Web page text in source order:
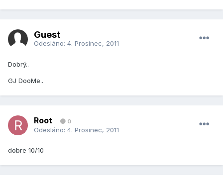
Guest
Odesláno: 4. Prosinec, 2011
Dobrý..
GJ DooMe..
Root 0
Odesláno: 4. Prosinec, 2011
dobre 10/10